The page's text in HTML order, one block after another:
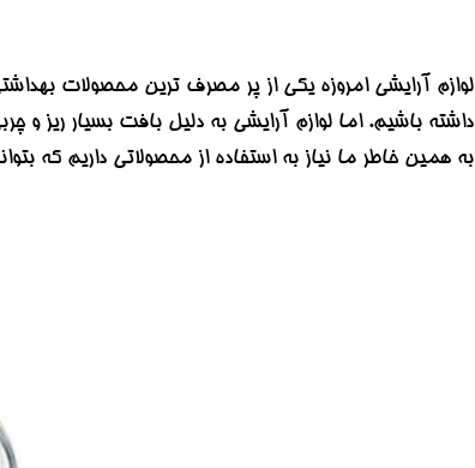
لوازم آرایشی امروزه یکی از پر مصرف ترین محصولات
داشته باشیم. اما لوازم آرایشی به دلیل بافت بسیار
به همین خاطر ما نیاز به استفاده از محصولاتی داریم که